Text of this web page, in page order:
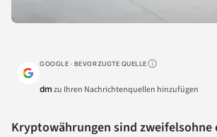
GOOGLE · BEVORZUGTE QUELLEWarum lohnt sich das?
dmzu Ihren Nachrichtenquellen hinzufügen
Kryptowährungen sind zweifelsohne